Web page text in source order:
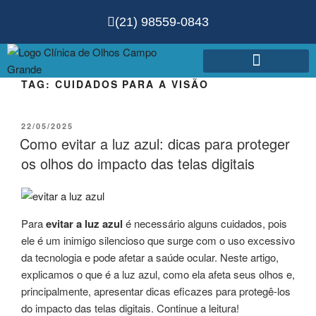
(21) 98559-0843
TAG: CUIDADOS PARA A VISÃO
22/05/2025
Como evitar a luz azul: dicas para proteger
os olhos do impacto das telas digitais
Paraevitar a luz azul é necessário alguns cuidados, pois
ele é um inimigo silencioso que surge com o uso excessivo
da tecnologia e pode afetar a saúde ocular. Neste artigo,
explicamos o que é a luz azul, como ela afeta seus olhos e,
principalmente, apresentar dicas eficazes para protegê-los
do impacto das telas digitais. Continue a leitura!